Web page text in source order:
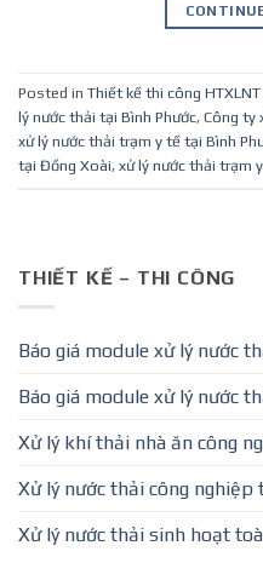
Posted in Thiết kế thi công HTXLNT
lý nước thải tại Bình Phước, Công ty
xử lý nước thải trạm y tế tại Bình
tại Đồng Xoài, xử lý nước thải trạm
THIẾT KẾ – THI CÔNG
Báo giá module xử lý nước
Báo giá module xử lý nước
Xử lý khí thải nhà ăn công
Xử lý nước thải công nghiệp
Xử lý nước thải sinh hoạt